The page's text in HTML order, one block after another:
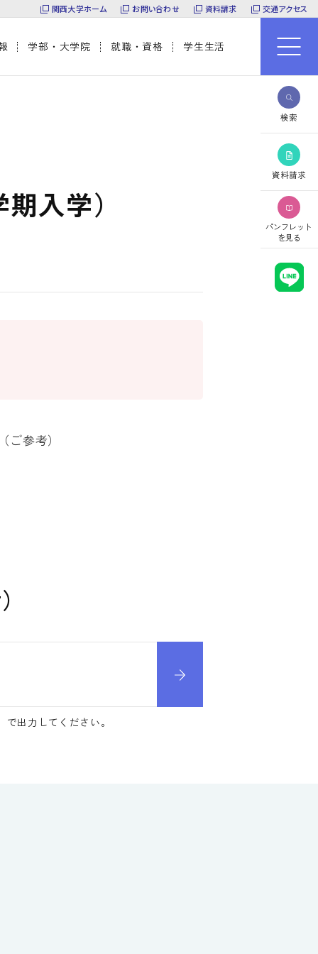
関西大学ホーム お問い合わせ 資料請求 交通アクセス
学部・大学院 就職・資格 学生生活
入学）
参考）
出力してください。
検索
資料請求
パンフレット
を見る